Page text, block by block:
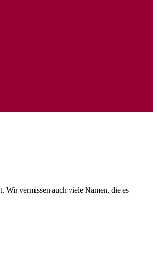
Wir vermissen auch viele Namen, die es